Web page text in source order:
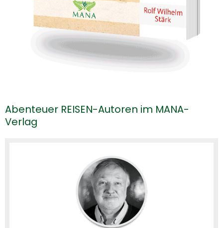
Abenteuer REISEN-Autoren im MANA-
Verlag